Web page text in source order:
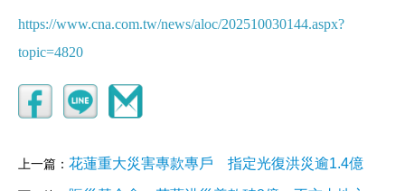
https://www.cna.com.tw/news/aloc/202510030144.aspx?
topic=4820
上一篇： 花蓮重大災害專款專戶 指定光復洪災逾1.4億